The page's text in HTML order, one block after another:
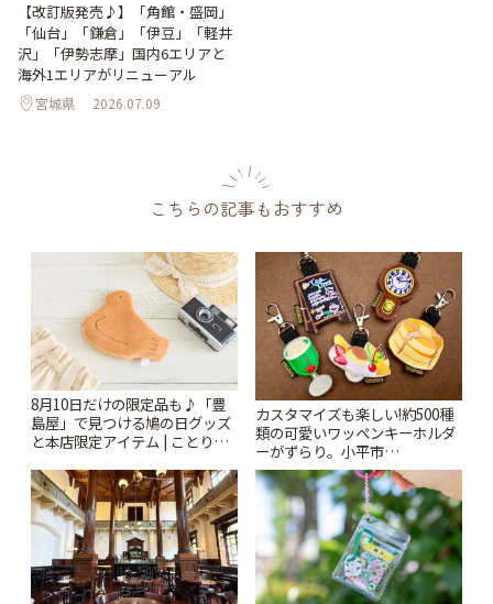
【改訂版発売♪】「角館・盛岡」
「仙台」「鎌倉」「伊豆」「軽井
沢」「伊勢志摩」国内6エリアと
海外1エリアがリニューアル
宮城県 2026.07.09
こちらの記事もおすすめ
8月10日だけの限定品も♪「豊
島屋」で見つける鳩の日グッズ
と本店限定アイテム | ことりっ
カスタマイズも楽しい!約500種
類の可愛いワッペンキーホルダ
ーがずらり。小平市
「Kimamaya T&K」 | ことりっ
ぷ